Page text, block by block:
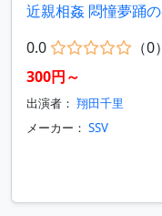
近親相姦 悶憧夢踊
0.0
（0）
300円～
出演者： 翔田千里
メーカー： SSV